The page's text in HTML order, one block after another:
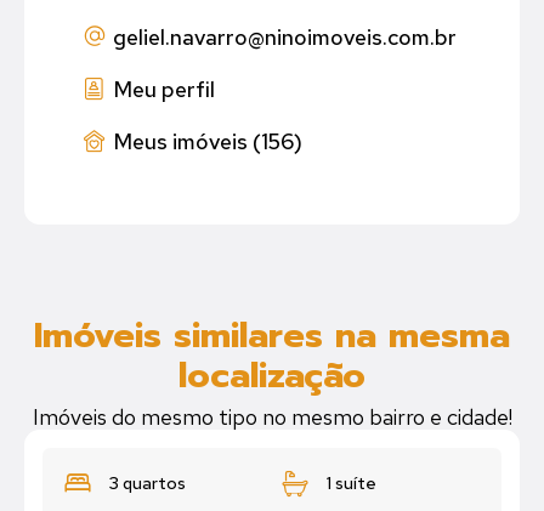
geliel.navarro@ninoimoveis.com.br
Meu perfil
Meus imóveis (156)
Imóveis similares na mesma
localização
Imóveis do mesmo tipo no mesmo bairro e cidade!
3 quartos 1 suíte